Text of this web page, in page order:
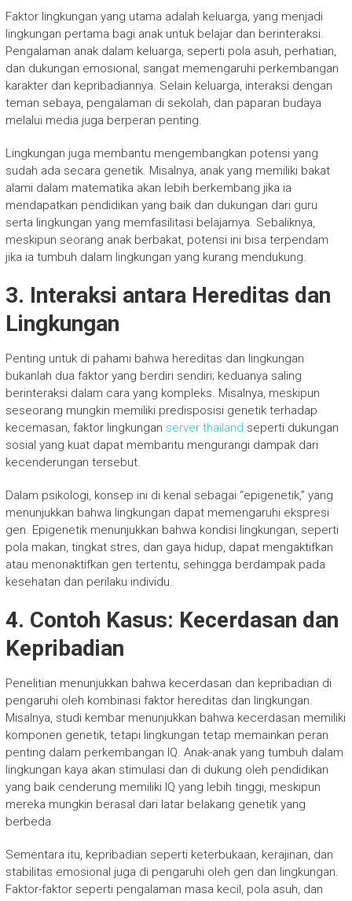
Faktor lingkungan yang utama adalah keluarga, yang menjadi
lingkungan pertama bagi anak untuk belajar dan berinteraksi.
Pengalaman anak dalam keluarga, seperti pola asuh, perhatian,
dan dukungan emosional, sangat memengaruhi perkembangan
karakter dan kepribadiannya. Selain keluarga, interaksi dengan
teman sebaya, pengalaman di sekolah, dan paparan budaya
melalui media juga berperan penting.
Lingkungan juga membantu mengembangkan potensi yang
sudah ada secara genetik. Misalnya, anak yang memiliki bakat
alami dalam matematika akan lebih berkembang jika ia
mendapatkan pendidikan yang baik dan dukungan dari guru
serta lingkungan yang memfasilitasi belajarnya. Sebaliknya,
meskipun seorang anak berbakat, potensi ini bisa terpendam
jika ia tumbuh dalam lingkungan yang kurang mendukung.
3. Interaksi antara Hereditas dan
Lingkungan
Penting untuk di pahami bahwa hereditas dan lingkungan
bukanlah dua faktor yang berdiri sendiri; keduanya saling
berinteraksi dalam cara yang kompleks. Misalnya, meskipun
seseorang mungkin memiliki predisposisi genetik terhadap
kecemasan, faktor lingkungan server thailand seperti dukungan
sosial yang kuat dapat membantu mengurangi dampak dari
kecenderungan tersebut.
Dalam psikologi, konsep ini di kenal sebagai “epigenetik,” yang
menunjukkan bahwa lingkungan dapat memengaruhi ekspresi
gen. Epigenetik menunjukkan bahwa kondisi lingkungan, seperti
pola makan, tingkat stres, dan gaya hidup, dapat mengaktifkan
atau menonaktifkan gen tertentu, sehingga berdampak pada
kesehatan dan perilaku individu.
4. Contoh Kasus: Kecerdasan dan
Kepribadian
Penelitian menunjukkan bahwa kecerdasan dan kepribadian di
pengaruhi oleh kombinasi faktor hereditas dan lingkungan.
Misalnya, studi kembar menunjukkan bahwa kecerdasan memiliki
komponen genetik, tetapi lingkungan tetap memainkan peran
penting dalam perkembangan IQ. Anak-anak yang tumbuh dalam
lingkungan kaya akan stimulasi dan di dukung oleh pendidikan
yang baik cenderung memiliki IQ yang lebih tinggi, meskipun
mereka mungkin berasal dari latar belakang genetik yang
berbeda.
Sementara itu, kepribadian seperti keterbukaan, kerajinan, dan
stabilitas emosional juga di pengaruhi oleh gen dan lingkungan.
Faktor-faktor seperti pengalaman masa kecil, pola asuh, dan